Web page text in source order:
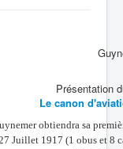
Présentation
Le canon
obtiendra sa
Juillet 1917 (1 obus et 8